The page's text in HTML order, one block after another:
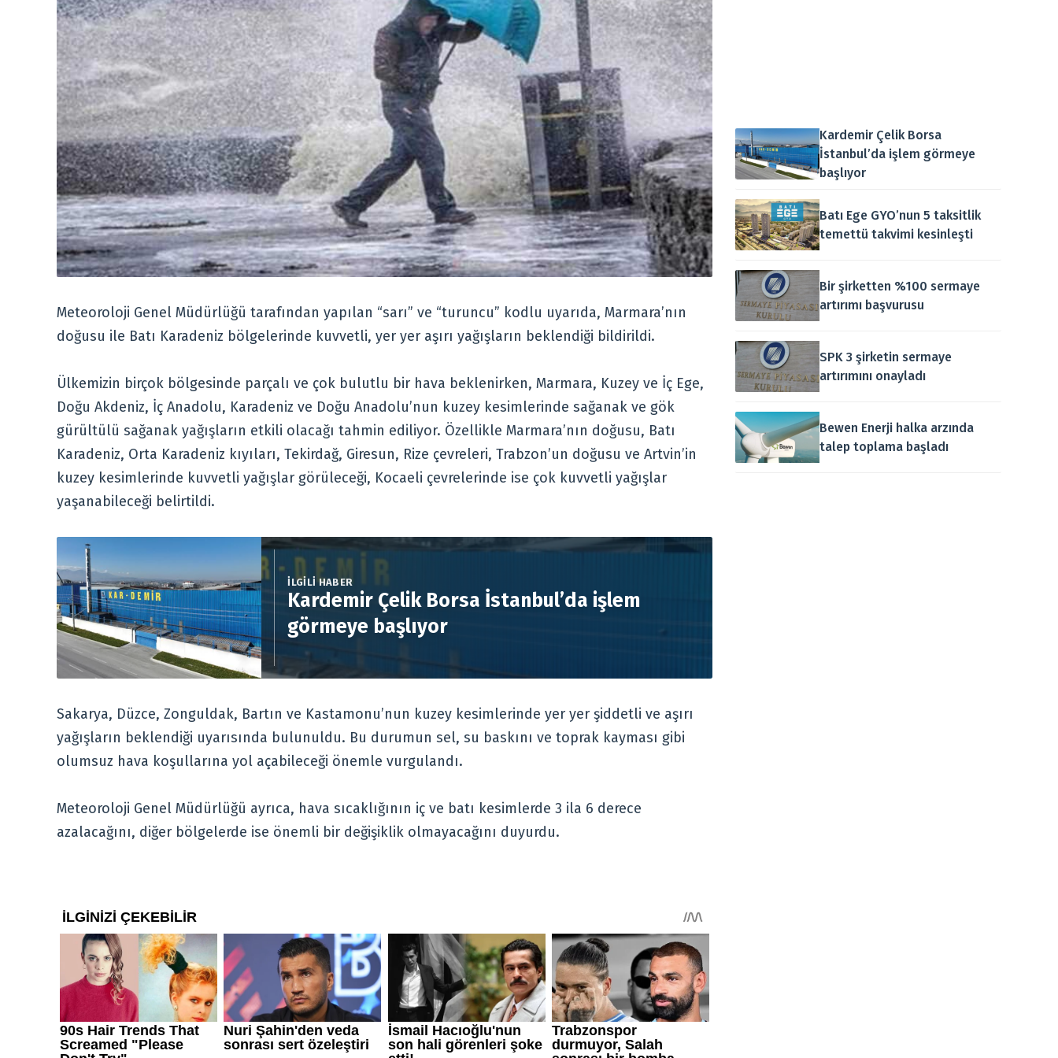
Meteoroloji Genel Müdürlüğü tarafından yapılan “sarı” ve “turuncu” kodlu uyarıda, Marmara’nın
doğusu ile Batı Karadeniz bölgelerinde kuvvetli, yer yer aşırı yağışların beklendiği bildirildi.
Ülkemizin birçok bölgesinde parçalı ve çok bulutlu bir hava beklenirken, Marmara, Kuzey ve İç Ege,
Doğu Akdeniz, İç Anadolu, Karadeniz ve Doğu Anadolu’nun kuzey kesimlerinde sağanak ve gök
gürültülü sağanak yağışların etkili olacağı tahmin ediliyor. Özellikle Marmara’nın doğusu, Batı
Karadeniz, Orta Karadeniz kıyıları, Tekirdağ, Giresun, Rize çevreleri, Trabzon’un doğusu ve Artvin’in
kuzey kesimlerinde kuvvetli yağışlar görüleceği, Kocaeli çevrelerinde ise çok kuvvetli yağışlar
yaşanabileceği belirtildi.
İLGİLİ HABER
Kardemir Çelik Borsa İstanbul’da işlem
görmeye başlıyor
Sakarya, Düzce, Zonguldak, Bartın ve Kastamonu’nun kuzey kesimlerinde yer yer şiddetli ve aşırı
yağışların beklendiği uyarısında bulunuldu. Bu durumun sel, su baskını ve toprak kayması gibi
olumsuz hava koşullarına yol açabileceği önemle vurgulandı.
Meteoroloji Genel Müdürlüğü ayrıca, hava sıcaklığının iç ve batı kesimlerde 3 ila 6 derece
azalacağını, diğer bölgelerde ise önemli bir değişiklik olmayacağını duyurdu.
Kardemir Çelik Borsa
İstanbul’da işlem görmeye
başlıyor
Batı Ege GYO’nun 5 taksitlik
temettü takvimi kesinleşti
Bir şirketten %100 sermaye
artırımı başvurusu
SPK 3 şirketin sermaye
artırımını onayladı
Bewen Enerji halka arzında
talep toplama başladı